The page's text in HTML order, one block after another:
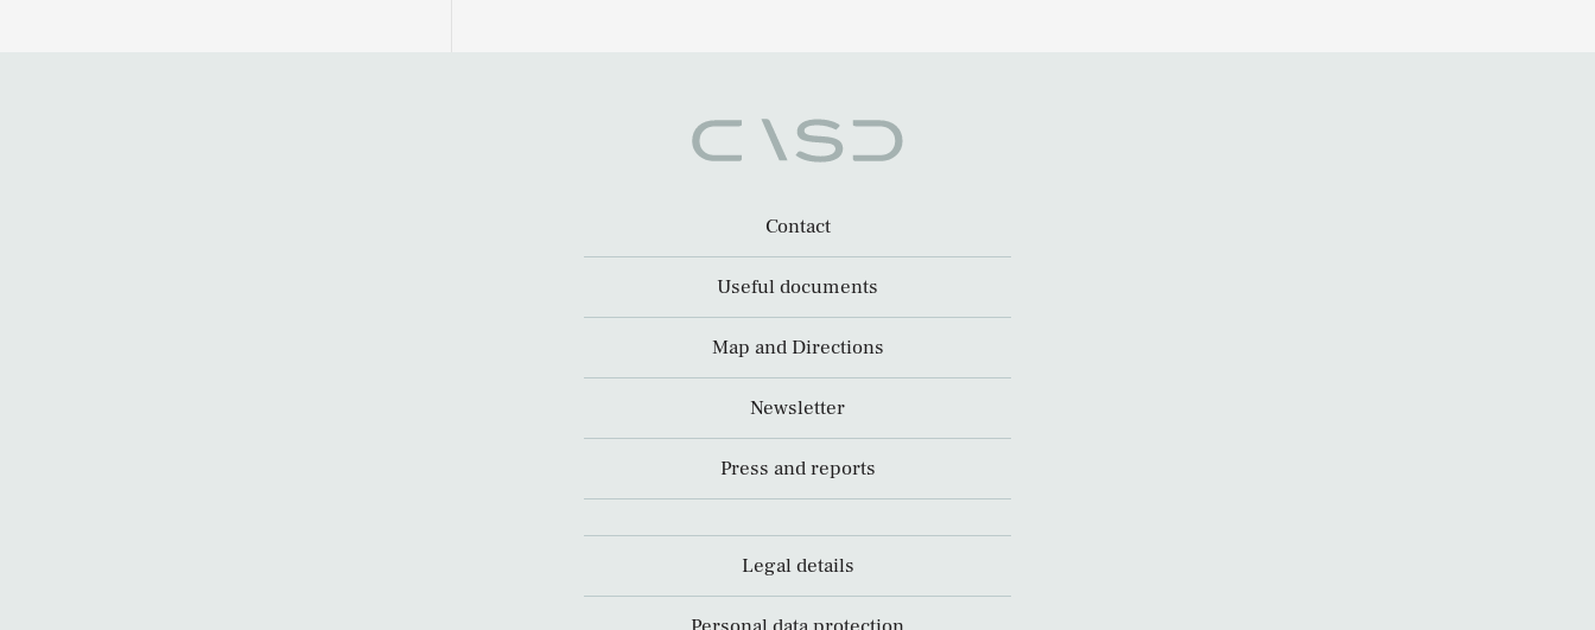
Contact
Useful documents
Map and Directions
Newsletter
Press and reports
Legal details